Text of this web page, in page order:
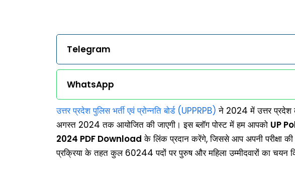
Telegram
WhatsApp
उत्तर प्रदेश पुलिस भर्ती एवं प्रोन्नति बोर्ड (UPPRPB) ने 2024 में उत्तर प्रदेश
अगस्त 2024 तक आयोजित की जाएगी। इस ब्लॉग पोस्ट में हम आपको UP
2024 PDF Download के लिंक प्रदान करेंगे, जिससे आप अपनी परीक्षा
प्रक्रिया के तहत कुल 60244 पदों पर पुरुष और महिला उम्मीदवारों का चयन